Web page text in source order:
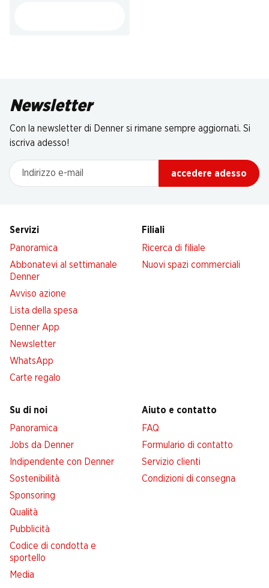
Newsletter
Con la newsletter di Denner si rimane sempre aggiornati. Si
iscriva adesso!
Indirizzo e-mail
accedere adesso
Servizi
Panoramica
Abbonatevi al settimanale
Denner
Avviso azione
Lista della spesa
Denner App
Newsletter
WhatsApp
Carte regalo
Filiali
Ricerca di filiale
Nuovi spazi commerciali
Su di noi
Panoramica
Jobs da Denner
Indipendente con Denner
Sostenibilità
Sponsoring
Qualità
Pubblicità
Codice di condotta e
sportello
Media
Aiuto e contatto
FAQ
Formulario di contatto
Servizio clienti
Condizioni di consegna